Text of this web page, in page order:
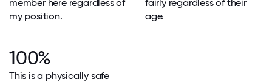
member here regardless of
my position.
fairly regardless of their
age.
100%
This is a physically safe